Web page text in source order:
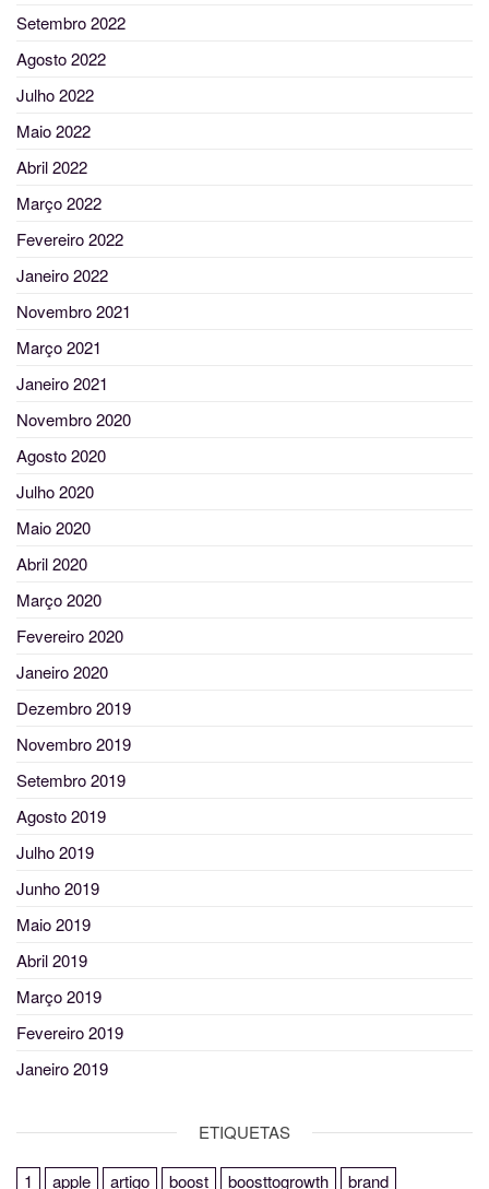
Setembro 2022
Agosto 2022
Julho 2022
Maio 2022
Abril 2022
Março 2022
Fevereiro 2022
Janeiro 2022
Novembro 2021
Março 2021
Janeiro 2021
Novembro 2020
Agosto 2020
Julho 2020
Maio 2020
Abril 2020
Março 2020
Fevereiro 2020
Janeiro 2020
Dezembro 2019
Novembro 2019
Setembro 2019
Agosto 2019
Julho 2019
Junho 2019
Maio 2019
Abril 2019
Março 2019
Fevereiro 2019
Janeiro 2019
ETIQUETAS
1 apple artigo boost boosttogrowth brand